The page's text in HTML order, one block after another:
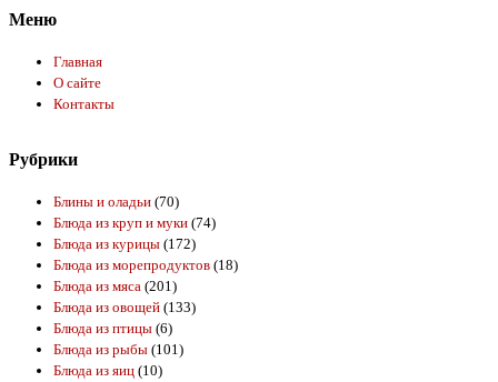
Меню
Главная
О сайте
Контакты
Рубрики
Блины и оладьи (70)
Блюда из круп и муки (74)
Блюда из курицы (172)
Блюда из морепродуктов (18)
Блюда из мяса (201)
Блюда из овощей (133)
Блюда из птицы (6)
Блюда из рыбы (101)
Блюда из яиц (10)